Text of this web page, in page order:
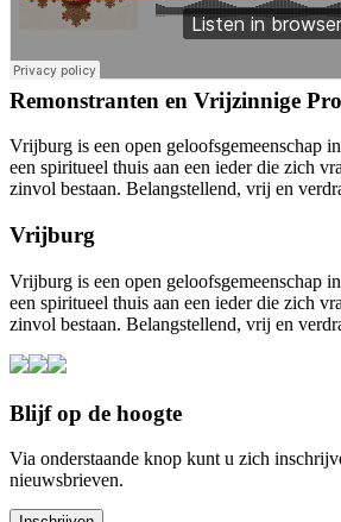
Remonstranten en Vrijzinnige
Vrijburg is een open geloofsgemeenschap
een spiritueel thuis aan een ieder die zich
zinvol bestaan. Belangstellend, vrij en
Vrijburg
Vrijburg is een open geloofsgemeenschap
een spiritueel thuis aan een ieder die zich
zinvol bestaan. Belangstellend, vrij en
Blijf op de hoogte
Via onderstaande knop kunt u zich
nieuwsbrieven.